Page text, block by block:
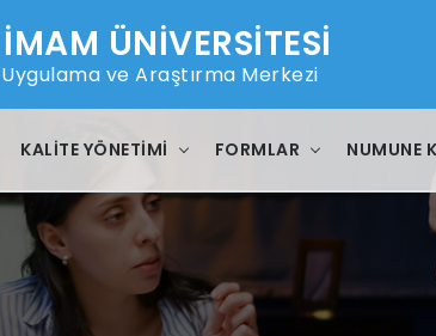
ÜNİVERSİTESİ
ve Araştırma Merkezi
KALITE YÖNETIMI FORMLAR NUMUNE